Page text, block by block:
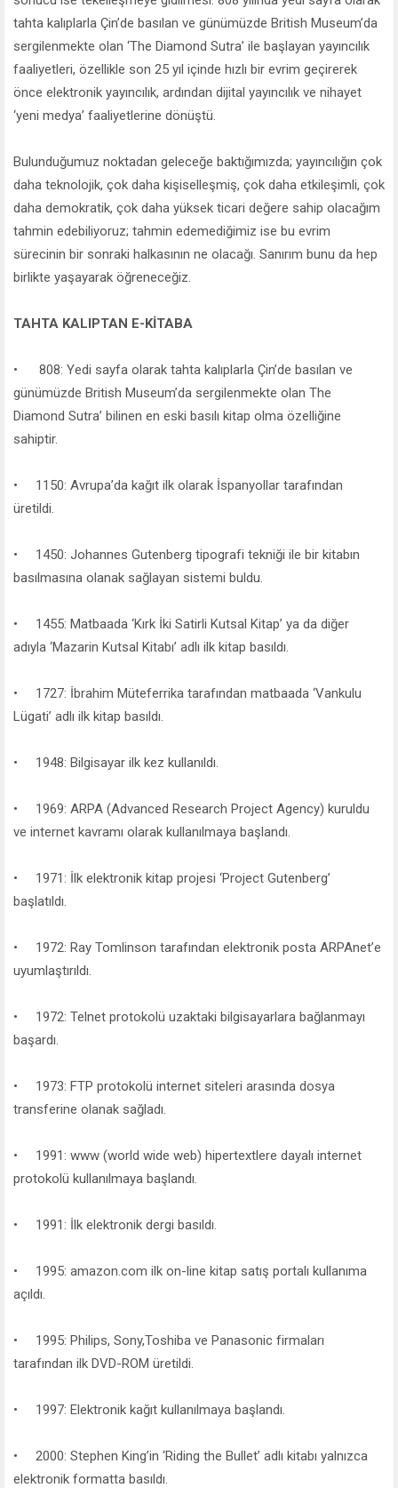
tahta kalıplarla Çin’de basılan ve günümüzde British Museum’da
sergilenmekte olan ‘The Diamond Sutra’ ile başlayan yayıncılık
faaliyetleri, özellikle son 25 yıl içinde hızlı bir evrim geçirerek
önce elektronik yayıncılık, ardından dijital yayıncılık ve nihayet
‘yeni medya’ faaliyetlerine dönüştü.
Bulunduğumuz noktadan geleceğe baktığımızda; yayıncılığın çok
daha teknolojik, çok daha kişiselleşmiş, çok daha etkileşimli, çok
daha demokratik, çok daha yüksek ticari değere sahip olacağım
tahmin edebiliyoruz; tahmin edemediğimiz ise bu evrim
sürecinin bir sonraki halkasının ne olacağı. Sanırım bunu da hep
birlikte yaşayarak öğreneceğiz.
TAHTA KALIPTAN E-KİTABA
• 808: Yedi sayfa olarak tahta kalıplarla Çin’de basılan ve
günümüzde British Museum’da sergilenmekte olan The
Diamond Sutra’ bilinen en eski basılı kitap olma özelliğine
sahiptir.
• 1150: Avrupa’da kağıt ilk olarak İspanyollar tarafından
üretildi.
• 1450: Johannes Gutenberg tipografi tekniği ile bir kitabın
basılmasına olanak sağlayan sistemi buldu.
• 1455: Matbaada ‘Kırk İki Satirli Kutsal Kitap’ ya da diğer
adıyla ‘Mazarin Kutsal Kitabı’ adlı ilk kitap basıldı.
• 1727: İbrahim Müteferrika tarafından matbaada ‘Vankulu
Lügati’ adlı ilk kitap basıldı.
• 1948: Bilgisayar ilk kez kullanıldı.
• 1969: ARPA (Advanced Research Project Agency) kuruldu
ve internet kavramı olarak kullanılmaya başlandı.
• 1971: İlk elektronik kitap projesi ‘Project Gutenberg’
başlatıldı.
• 1972: Ray Tomlinson tarafından elektronik posta ARPAnet’e
uyumlaştırıldı.
• 1972: Telnet protokolü uzaktaki bilgisayarlara bağlanmayı
başardı.
• 1973: FTP protokolü internet siteleri arasında dosya
transferine olanak sağladı.
• 1991: www (world wide web) hipertextlere dayalı internet
protokolü kullanılmaya başlandı.
• 1991: İlk elektronik dergi basıldı.
• 1995: amazon.com ilk on-line kitap satış portalı kullanıma
açıldı.
• 1995: Philips, Sony,Toshiba ve Panasonic firmaları
tarafından ilk DVD-ROM üretildi.
• 1997: Elektronik kağıt kullanılmaya başlandı.
• 2000: Stephen King’in ‘Riding the Bullet’ adlı kitabı yalnızca
elektronik formatta basıldı.